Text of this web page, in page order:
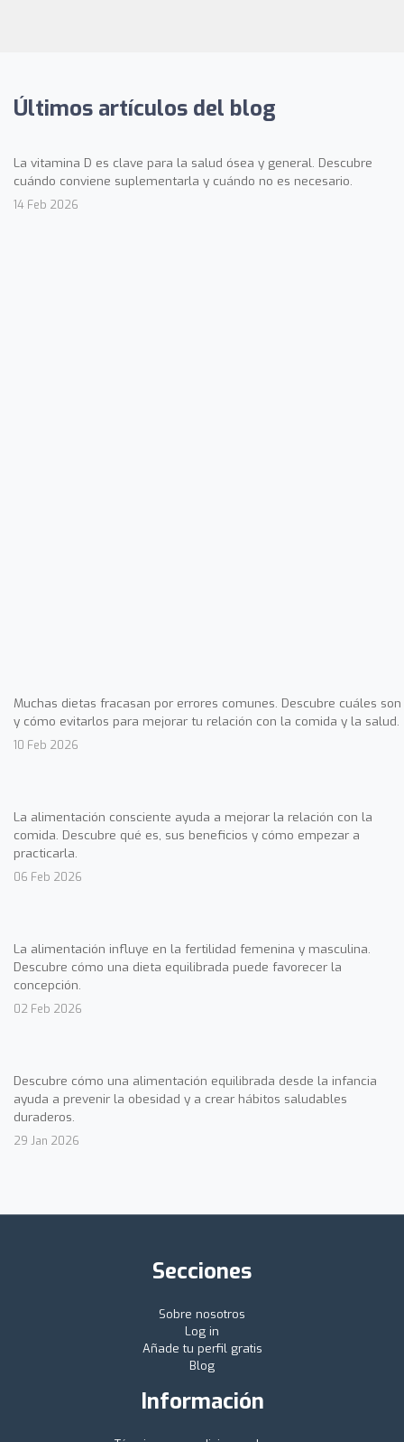
Últimos artículos del blog
La vitamina D es clave para la salud ósea y general. Descubre
cuándo conviene suplementarla y cuándo no es necesario.
14 Feb 2026
Muchas dietas fracasan por errores comunes. Descubre cuáles son
y cómo evitarlos para mejorar tu relación con la comida y la salud.
10 Feb 2026
La alimentación consciente ayuda a mejorar la relación con la
comida. Descubre qué es, sus beneficios y cómo empezar a
practicarla.
06 Feb 2026
La alimentación influye en la fertilidad femenina y masculina.
Descubre cómo una dieta equilibrada puede favorecer la
concepción.
02 Feb 2026
Descubre cómo una alimentación equilibrada desde la infancia
ayuda a prevenir la obesidad y a crear hábitos saludables
duraderos.
29 Jan 2026
Secciones
Sobre nosotros
Log in
Añade tu perfil gratis
Blog
Información